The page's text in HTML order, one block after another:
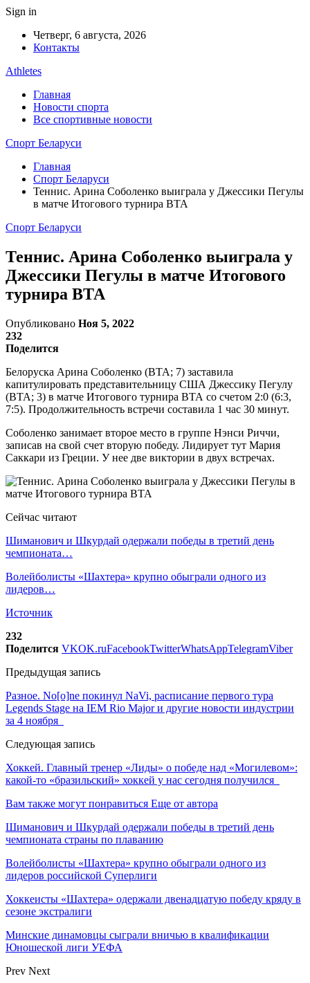
Sign in
Четверг, 6 августа, 2026
Контакты
Athletes
Главная
Новости спорта
Все спортивные новости
Спорт Беларуси
Главная
Спорт Беларуси
Теннис. Арина Соболенко выиграла у Джессики Пегулы
в матче Итогового турнира ВТА
Спорт Беларуси
Теннис. Арина Соболенко выиграла у
Джессики Пегулы в матче Итогового
турнира ВТА
Опубликовано Ноя 5, 2022
232
Поделится
Белоруска Арина Соболенко (ВТА; 7) заставила
капитулировать представительницу США Джессику Пегулу
(ВТА; 3) в матче Итогового турнира ВТА со счетом 2:0 (6:3,
7:5). Продолжительность встречи составила 1 час 30 минут.
Соболенко занимает второе место в группе Нэнси Риччи,
записав на свой счет вторую победу. Лидирует тут Мария
Саккари из Греции. У нее две виктории в двух встречах.
Сейчас читают
Шиманович и Шкурдай одержали победы в третий день
чемпионата…
Волейболисты «Шахтера» крупно обыграли одного из
лидеров…
Источник
232
Поделится VKOK.ruFacebookTwitterWhatsAppTelegramViber
Предыдущая запись
Разное. No[o]ne покинул NaVi, расписание первого тура
Legends Stage на IEM Rio Major и другие новости индустрии
за 4 ноября
Следующая запись
Хоккей. Главный тренер «Лиды» о победе над «Могилевом»:
какой-то «бразильский» хоккей у нас сегодня получился
Вам также могут понравиться Еще от автора
Шиманович и Шкурдай одержали победы в третий день
чемпионата страны по плаванию
Волейболисты «Шахтера» крупно обыграли одного из
лидеров российской Суперлиги
Хоккеисты «Шахтера» одержали двенадцатую победу кряду в
сезоне экстралиги
Минские динамовцы сыграли вничью в квалификации
Юношеской лиги УЕФА
Prev Next